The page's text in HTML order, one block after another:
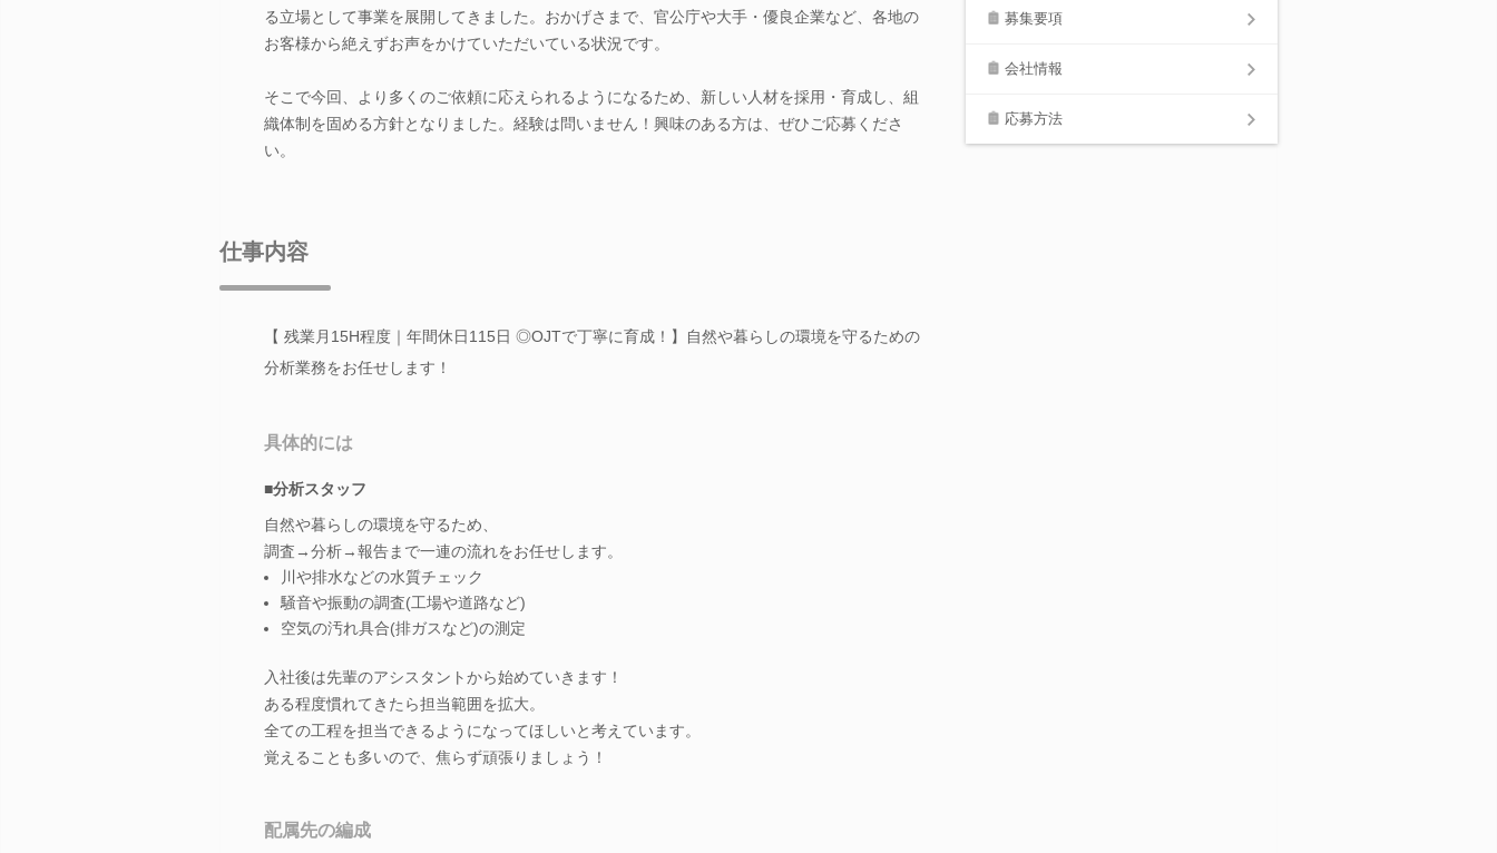
る立場として事業を展開してきました。おかげさまで、官公庁や大手・優良企業など、各地の
お客様から絶えずお声をかけていただいている状況です。
そこで今回、より多くのご依頼に応えられるようになるため、新しい人材を採用・育成し、組
織体制を固める方針となりました。経験は問いません！興味のある方は、ぜひご応募くださ
い。
仕事内容
【 残業月15H程度｜年間休日115日 ◎OJTで丁寧に育成！】自然や暮らしの環境を守るための
分析業務をお任せします！
具体的には
■分析スタッフ
自然や暮らしの環境を守るため、
調査→分析→報告まで一連の流れをお任せします。
川や排水などの水質チェック
騒音や振動の調査(工場や道路など)
空気の汚れ具合(排ガスなど)の測定
入社後は先輩のアシスタントから始めていきます！
ある程度慣れてきたら担当範囲を拡大。
全ての工程を担当できるようになってほしいと考えています。
覚えることも多いので、焦らず頑張りましょう！
配属先の編成
募集要項
会社情報
応募方法